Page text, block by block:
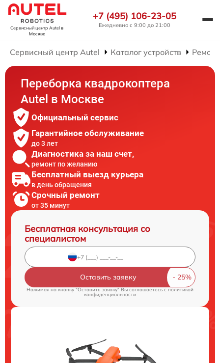
Сервисный центр Autelв
Москве
+7 (495) 106-23-05
Ежедневно с 9:00 до 21:00
Сервисный центр Autel Каталог устройств
Переборка квадрокоптера
Autel в Москве
Официальный сервис
Гарантийное обслуживание
до 3 лет
Диагностика за наш счет,
ремонт по желанию
Бесплатный выезд курьера
в день обращения
Срочный ремонт
от 35 минут
Бесплатная консультация со
специалистом
Оставить заявку
Нажимая на кнопку "Оставить заявку" Вы соглашаетесь c политикой
конфиденциальности